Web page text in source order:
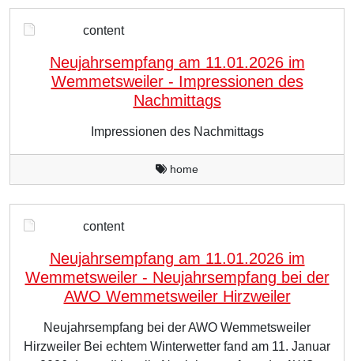
content
Neujahrsempfang am 11.01.2026 im
Wemmetsweiler - Impressionen des
Nachmittags
Impressionen des Nachmittags
home
content
Neujahrsempfang am 11.01.2026 im
Wemmetsweiler - Neujahrsempfang bei der
AWO Wemmetsweiler Hirzweiler
Neujahrsempfang bei der AWO Wemmetsweiler
Hirzweiler Bei echtem Winterwetter fand am 11. Januar